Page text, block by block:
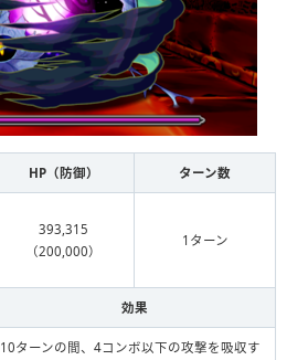
HP（防御） ターン数
393,315
（200,000）
1ターン
効果
10ターンの間、4コンボ以下の攻撃を吸収す